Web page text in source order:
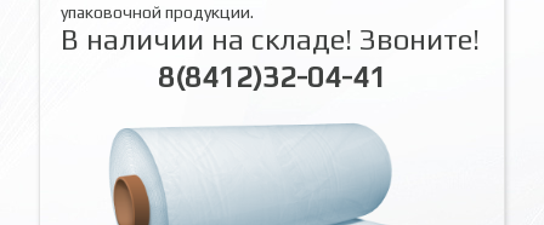
упаковочной продукции.
В наличии на складе! Звоните!
8(8412)32-04-41